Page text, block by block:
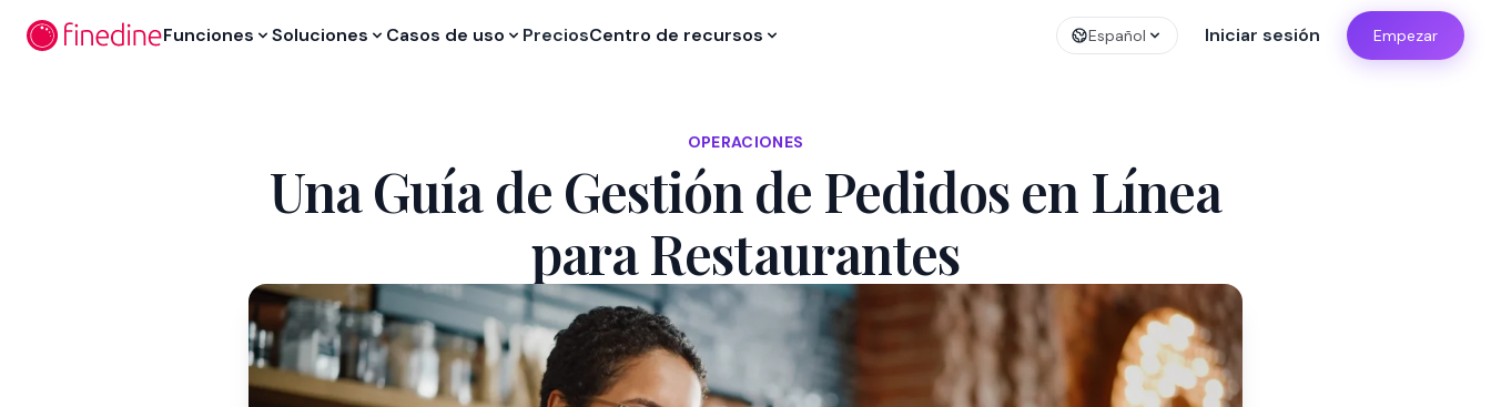
Funciones
Soluciones Casos de uso PreciosCentro de recursos Español Iniciar sesión Empezar
OPERACIONES
Una Guía de Gestión de Pedidos en Línea
para Restaurantes